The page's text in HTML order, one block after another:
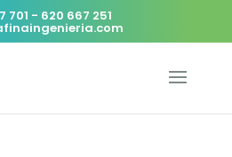
701 - 620 667 251